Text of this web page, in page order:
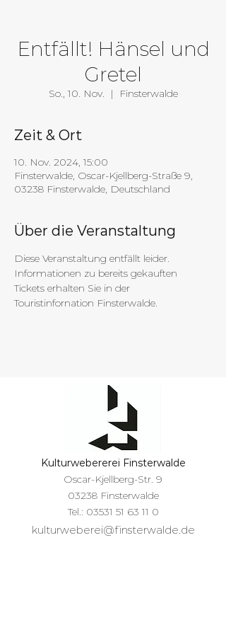
Entfällt! Hänsel und
Gretel
So., 10. Nov.
  |
Finsterwalde
Zeit & Ort
10. Nov. 2024, 15:00
Finsterwalde, Oscar-Kjellberg-Straße 9,
03238 Finsterwalde, Deutschland
Über die Veranstaltung
Diese Veranstaltung entfällt leider.
Informationen zu bereits gekauften
Tickets erhalten Sie in der
Touristinfornation Finsterwalde.
Kulturwebererei Finsterwalde
Oscar-Kjellberg-Str. 9
03238 Finsterwalde
Tel.: 03531 51 63 11 0
kulturweberei@finsterwalde.de